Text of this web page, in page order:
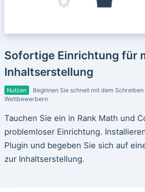
Sofortige Einrichtung für
Inhaltserstellung
Nutzen
Beginnen Sie schnell mit dem
Wettbewerbern
Tauchen Sie ein in Rank Math und
problemloser Einrichtung.
Plugin und begeben Sie sich auf
zur Inhaltserstellung.